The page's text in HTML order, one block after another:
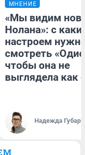
МНЕНИЕ
«Мы видим
Нолана»: с
настроем
смотреть
чтобы она не
выглядела как
Надежда Губарь